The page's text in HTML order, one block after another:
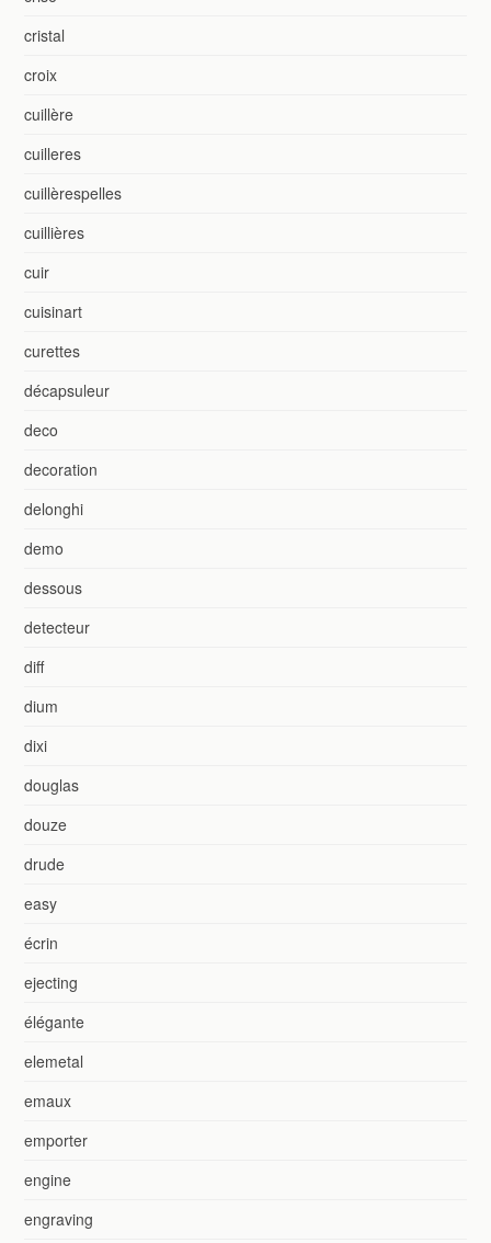
cristal
croix
cuillère
cuilleres
cuillèrespelles
cuillières
cuir
cuisinart
curettes
décapsuleur
deco
decoration
delonghi
demo
dessous
detecteur
diff
dium
dixi
douglas
douze
drude
easy
écrin
ejecting
élégante
elemetal
emaux
emporter
engine
engraving